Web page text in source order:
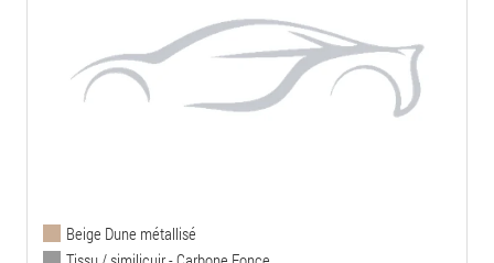
Beige Dune métallisé